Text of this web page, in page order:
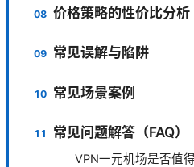
价格策略的性价比分析
常见误解与陷阱
常见场景案例
常见问题解答（FAQ）
VPN一元机场是否值得